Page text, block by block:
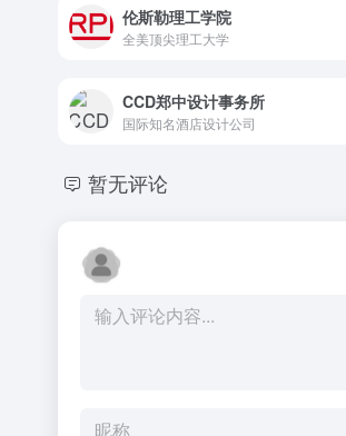
伦斯勒理工学院
全美顶尖理工大学
CCD郑中设计事务所
国际知名酒店设计公司
暂无评论